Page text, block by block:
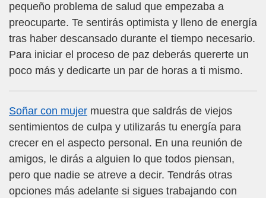
pequeño problema de salud que empezaba a
preocuparte. Te sentirás optimista y lleno de energía
tras haber descansado durante el tiempo necesario.
Para iniciar el proceso de paz deberás quererte un
poco más y dedicarte un par de horas a ti mismo.
Soñar con mujer muestra que saldrás de viejos
sentimientos de culpa y utilizarás tu energía para
crecer en el aspecto personal. En una reunión de
amigos, le dirás a alguien lo que todos piensan,
pero que nadie se atreve a decir. Tendrás otras
opciones más adelante si sigues trabajando con